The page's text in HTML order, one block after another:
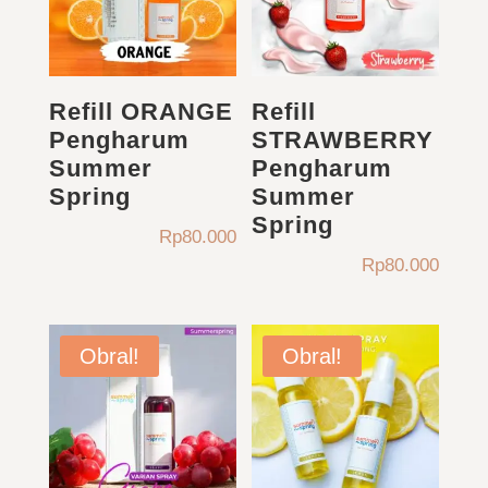
Refill ORANGE
Pengharum
Summer
Spring
Rp80.000
Refill
STRAWBERRY
Pengharum
Summer
Spring
Rp80.000
Obral! Obral!